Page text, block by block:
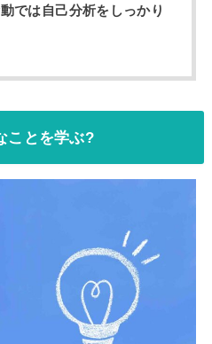
では自己分析をしっかり
ことを学ぶ?